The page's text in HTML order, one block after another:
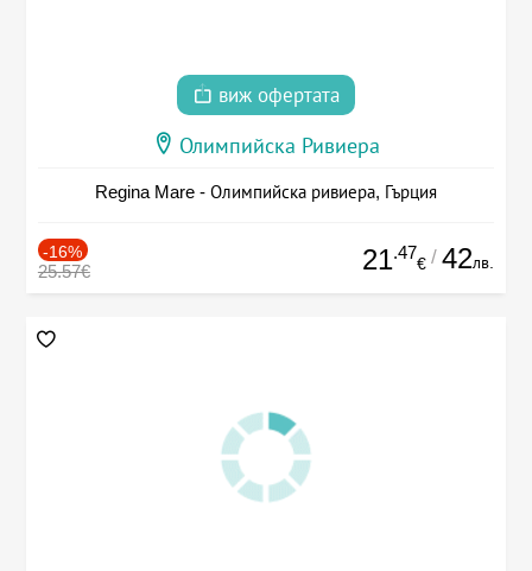
виж офертата
Олимпийска Ривиера
Regina Mare - Олимпийска ривиера, Гърция
-16%
25.57€ 21.47
€ / 42лв.